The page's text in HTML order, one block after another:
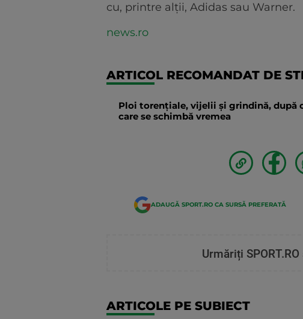
cu, printre alţii, Adidas sau Warner.
news.ro
ARTICOL RECOMANDAT DE
Ploi torențiale, vijelii și grindină, după
care se schimbă vremea
ADAUGĂ SPORT.RO CA SURSĂ PREFERATĂ
Urmăriți
ARTICOLE PE SUBIECT